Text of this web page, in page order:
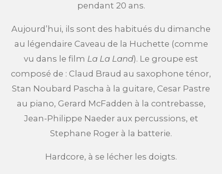
pendant 20 ans.
Aujourd’hui, ils sont des habitués du dimanche
au légendaire Caveau de la Huchette (comme
vu dans le film La La Land). Le groupe est
composé de : Claud Braud au saxophone ténor,
Stan Noubard Pascha à la guitare, Cesar Pastre
au piano, Gerard McFadden à la contrebasse,
Jean-Philippe Naeder aux percussions, et
Stephane Roger à la batterie.
Hardcore, à se lécher les doigts.